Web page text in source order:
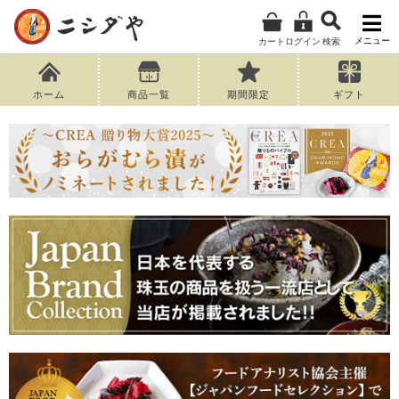
カート ログイン 検索 メニュー
ホーム 商品一覧 期間限定 ギフト
キーワード
価格
在庫なし商品
在庫なし商品を表示しない
商品番号/JANコード
並び順